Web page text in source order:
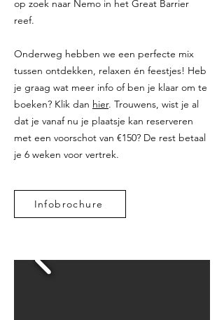
op zoek naar Nemo in het Great Barrier
reef.
Onderweg hebben we een perfecte mix
tussen ontdekken, relaxen én feestjes! Heb
je graag wat meer info of ben je klaar om te
boeken? Klik dan hier. Trouwens, wist je al
dat je vanaf nu je plaatsje kan reserveren
met een voorschot van €150? De rest betaal
je 6 weken voor vertrek.
Infobrochure